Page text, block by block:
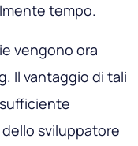
tempo.
vengono ora
Il vantaggio di tali
sviluppatore